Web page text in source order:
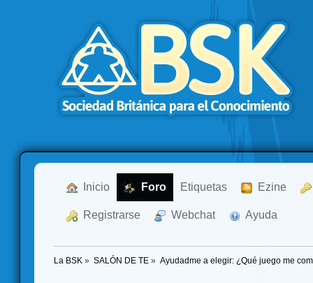
Inicio Foro Etiquetas Ezine
Registrarse Webchat Ayuda
La BSK » SALÓN DE TE » Ayudadme a elegir: ¿Qué juego me